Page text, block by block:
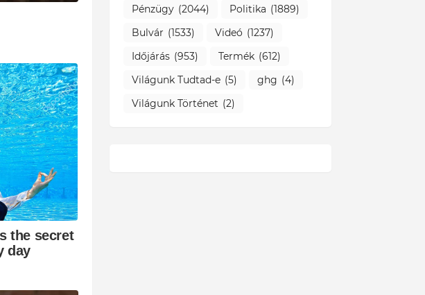
Pénzügy (2044) Politika (1889)
Bulvár (1533) Videó (1237)
Időjárás (953) Termék (612)
Világunk Tudtad-e (5) ghg (4)
Világunk Történet (2)